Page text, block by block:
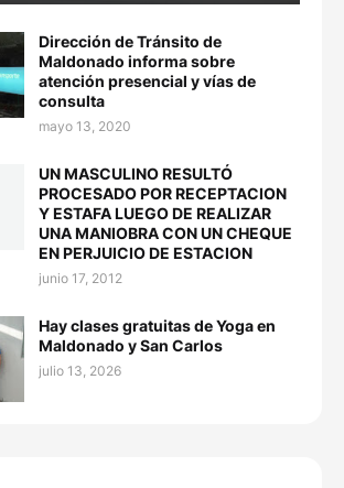
Dirección de Tránsito de
Maldonado informa sobre
atención presencial y vías de
consulta
mayo 13, 2020
UN MASCULINO RESULTÓ
PROCESADO POR RECEPTACION
Y ESTAFA LUEGO DE REALIZAR
UNA MANIOBRA CON UN CHEQUE
EN PERJUICIO DE ESTACION
junio 17, 2012
Hay clases gratuitas de Yoga en
Maldonado y San Carlos
julio 13, 2026